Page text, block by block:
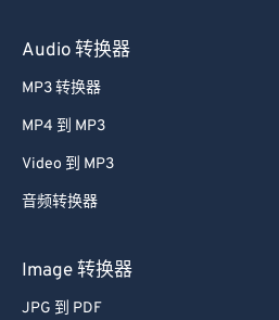
Audio 转换器
MP3 转换器
MP4 到 MP3
Video 到 MP3
音频转换器
Image 转换器
JPG 到 PDF